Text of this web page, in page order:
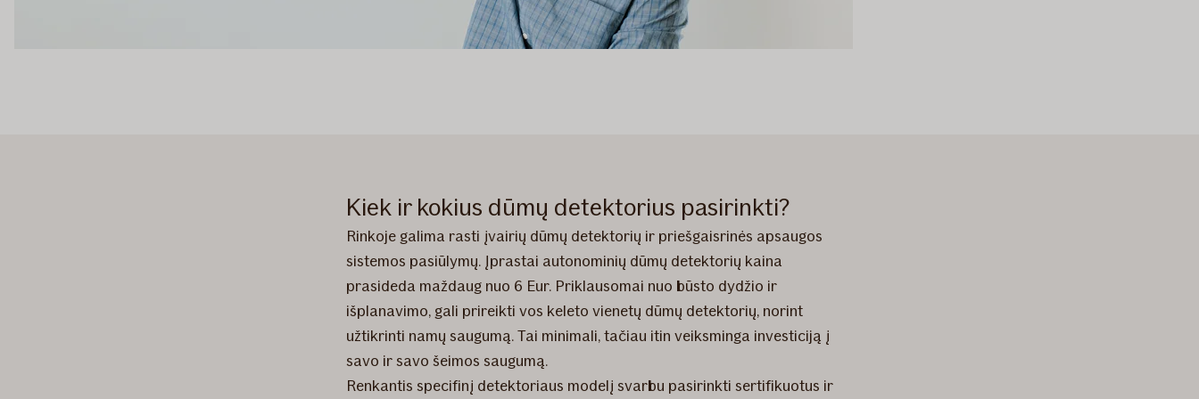
Kiek ir kokius dūmų detektorius pasirinkti?
Rinkoje galima rasti įvairių dūmų detektorių ir priešgaisrinės apsaugos
sistemos pasiūlymų. Įprastai autonominių dūmų detektorių kaina
prasideda maždaug nuo 6 Eur. Priklausomai nuo būsto dydžio ir
išplanavimo, gali prireikti vos keleto vienetų dūmų detektorių, norint
užtikrinti namų saugumą. Tai minimali, tačiau itin veiksminga investiciją į
savo ir savo šeimos saugumą.
Renkantis specifinį detektoriaus modelį svarbu pasirinkti sertifikuotus ir